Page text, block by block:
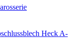
Heck A-